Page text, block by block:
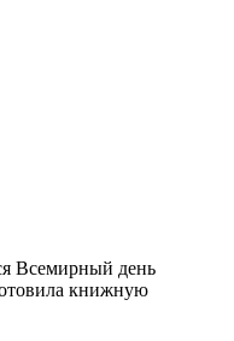
Всемирный день
книжную